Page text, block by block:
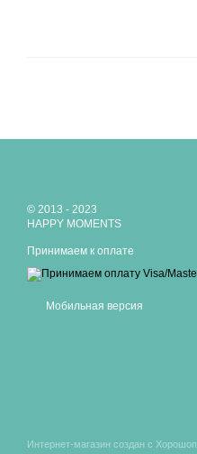
© 2013 - 2023
HAPPY MOMENTS
Принимаем к оплате
Мобильная версия
Интернет-магазин создан с Хорошоп